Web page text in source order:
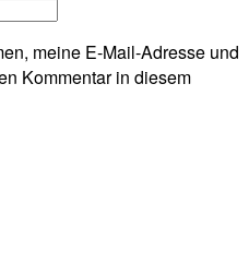
meine E-Mail-Adresse und
Kommentar in diesem